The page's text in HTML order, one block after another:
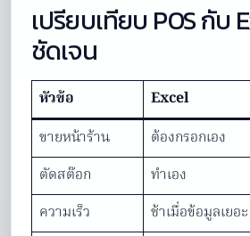
เปรียบเทียบ POS กับ
ชัดเจน
หัวข้อ Excel
ขายหน้าร้าน
ต้องกรอกเอง
ตัดสต๊อก
ทำเอง
ความเร็ว
ช้าเมื่อข้อมูลเยอะ